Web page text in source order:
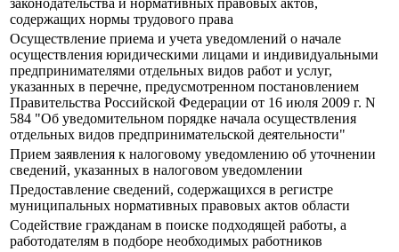
законодательства и нормативных правовых актов,
содержащих нормы трудового права
Осуществление приема и учета уведомлений о начале
осуществления юридическими лицами и индивидуальными
предпринимателями отдельных видов работ и услуг,
указанных в перечне, предусмотренном постановлением
Правительства Российской Федерации от 16 июля 2009 г. N
584 "Об уведомительном порядке начала осуществления
отдельных видов предпринимательской деятельности"
Прием заявления к налоговому уведомлению об уточнении
сведений, указанных в налоговом уведомлении
Предоставление сведений, содержащихся в регистре
муниципальных нормативных правовых актов области
Содействие гражданам в поиске подходящей работы, а
работодателям в подборе необходимых работников